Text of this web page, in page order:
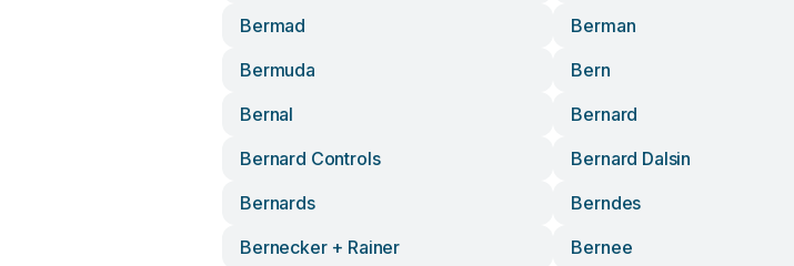
Bermad
Berman
Bermuda
Bern
Bernal
Bernard
Bernard Controls
Bernard Dalsin
Bernards
Berndes
Bernecker + Rainer
Bernee